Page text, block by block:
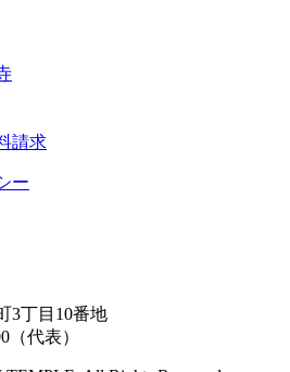
請求
ー
3丁目10番地
（代表）